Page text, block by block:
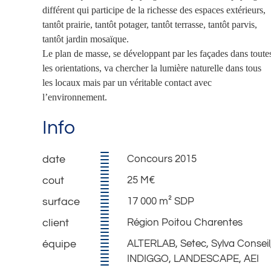
différent qui participe de la richesse des espaces extérieurs,
tantôt prairie, tantôt potager, tantôt terrasse, tantôt parvis,
tantôt jardin mosaïque.
Le plan de masse, se développant par les façades dans
les orientations, va chercher la lumière naturelle dans tous
les locaux mais par un véritable contact avec
l’environnement.
Info
Concours 2015
25 M€
17 000 m² SDP
Région Poitou Charentes
ALTERLAB, Setec, Sylva
INDIGGO, LANDESCAPE, AEI